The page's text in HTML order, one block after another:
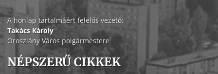
A honlap tartalmáért felelős vezető:
Takács Károly
Oroszlány Város polgármestere
NÉPSZERŰ CIKKEK